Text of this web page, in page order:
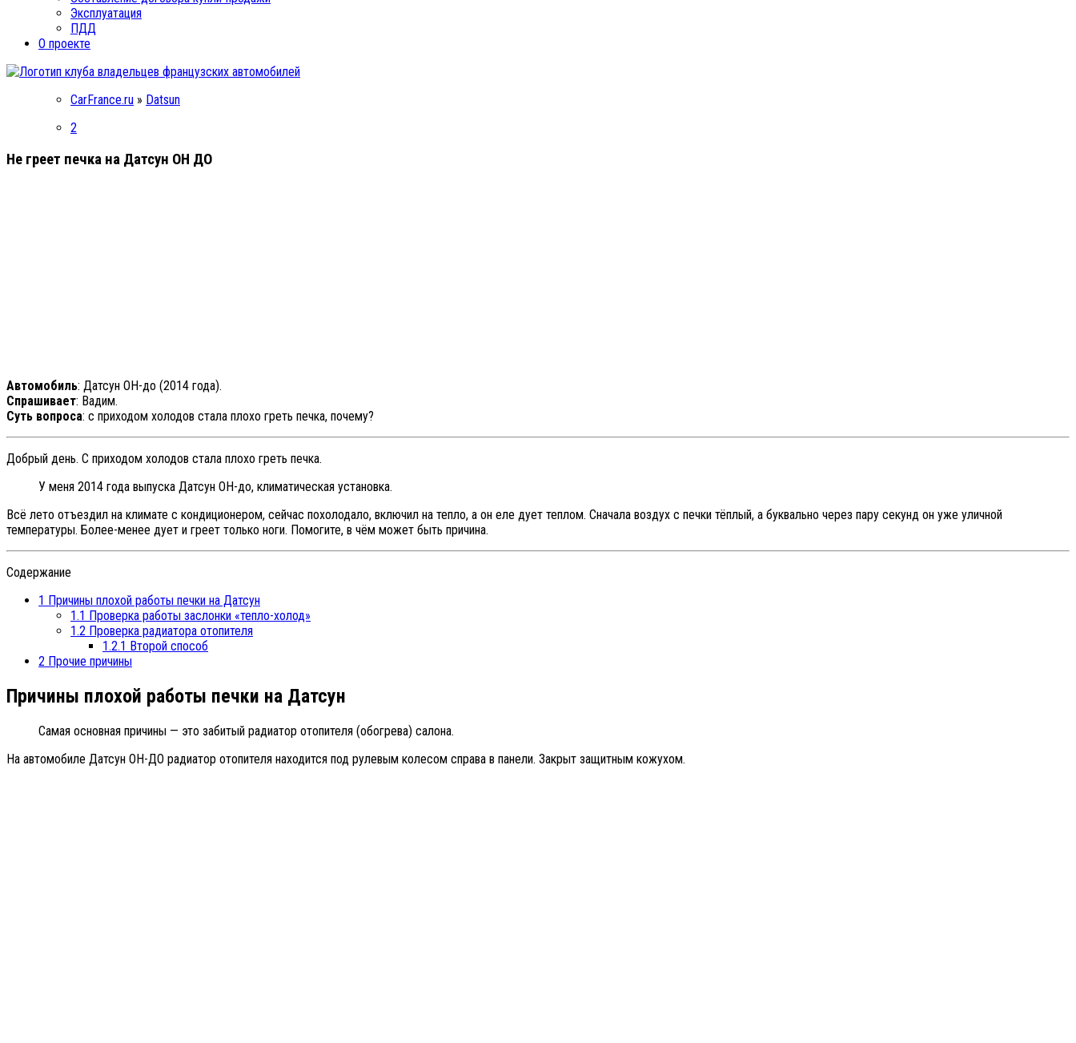
Эксплуатация
ПДД
О проекте
CarFrance.ru » Datsun
2
Не греет печка на Датсун ОН ДО
Автомобиль: Датсун ОН-до (2014 года).
Спрашивает: Вадим.
Суть вопроса: с приходом холодов стала плохо греть печка, почему?
Добрый день. С приходом холодов стала плохо греть печка.
У меня 2014 года выпуска Датсун ОН-до, климатическая установка.
Всё лето отъездил на климате с кондиционером, сейчас похолодало, включил на тепло, а он еле дует теплом. Сначала воздух с печки тёплый, а буквально через пару секунд он уже уличной
температуры. Более-менее дует и греет только ноги. Помогите, в чём может быть причина.
Содержание
1 Причины плохой работы печки на Датсун
1.1 Проверка работы заслонки «тепло-холод»
1.2 Проверка радиатора отопителя
1.2.1 Второй способ
2 Прочие причины
Причины плохой работы печки на Датсун
Самая основная причины — это забитый радиатор отопителя (обогрева) салона.
На автомобиле Датсун ОН-ДО радиатор отопителя находится под рулевым колесом справа в панели. Закрыт защитным кожухом.